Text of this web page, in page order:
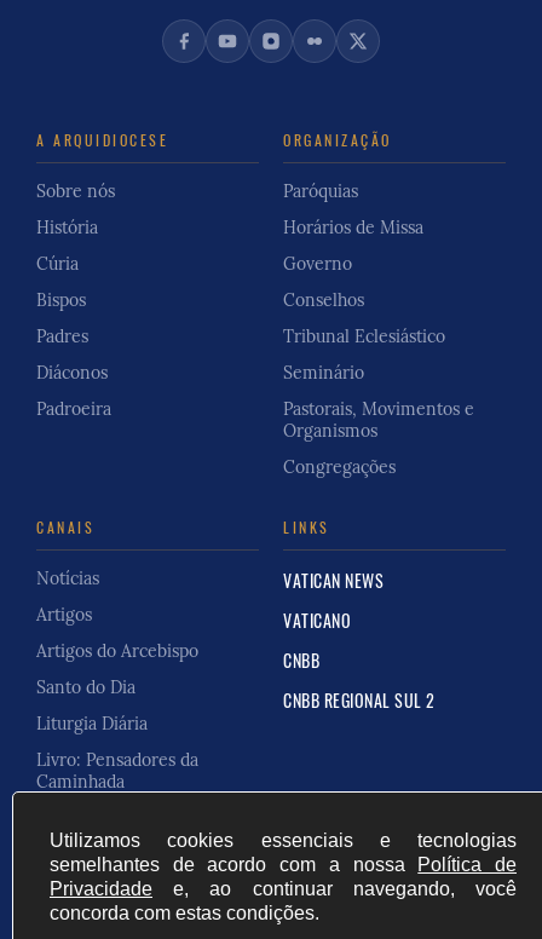
A ARQUIDIOCESE
Sobre nós
História
Cúria
Bispos
Padres
Diáconos
Padroeira
ORGANIZAÇÃO
Paróquias
Horários de Missa
Governo
Conselhos
Tribunal Eclesiástico
Seminário
Pastorais, Movimentos e
Organismos
Congregações
CANAIS
Notícias
Artigos
Artigos do Arcebispo
Santo do Dia
Liturgia Diária
Livro: Pensadores da
Caminhada
LINKS
VATICAN NEWS
VATICANO
CNBB
CNBB REGIONAL SUL 2
Utilizamos cookies essenciais e tecnologias
semelhantes de acordo com a nossa
Política de
Privacidade e, ao continuar navegando, você
concorda com estas condições.